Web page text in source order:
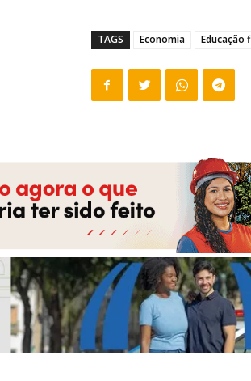
TAGS Economia Educação